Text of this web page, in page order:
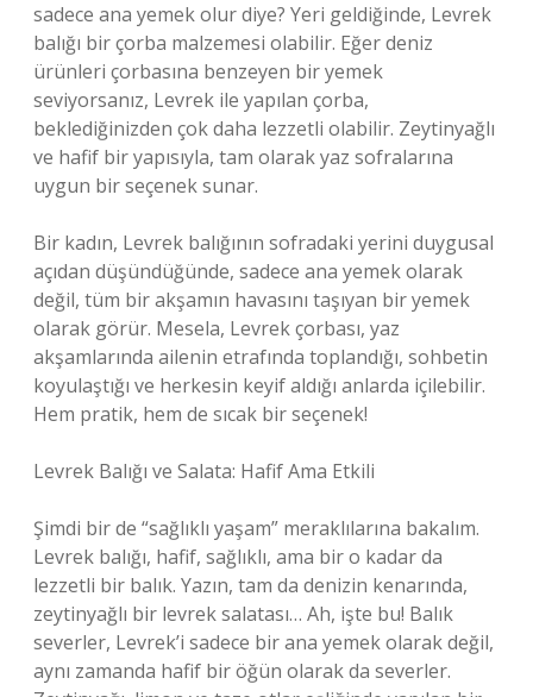
sadece ana yemek olur diye? Yeri geldiğinde, Levrek
balığı bir çorba malzemesi olabilir. Eğer deniz
ürünleri çorbasına benzeyen bir yemek
seviyorsanız, Levrek ile yapılan çorba,
beklediğinizden çok daha lezzetli olabilir. Zeytinyağlı
ve hafif bir yapısıyla, tam olarak yaz sofralarına
uygun bir seçenek sunar.
Bir kadın, Levrek balığının sofradaki yerini duygusal
açıdan düşündüğünde, sadece ana yemek olarak
değil, tüm bir akşamın havasını taşıyan bir yemek
olarak görür. Mesela, Levrek çorbası, yaz
akşamlarında ailenin etrafında toplandığı, sohbetin
koyulaştığı ve herkesin keyif aldığı anlarda içilebilir.
Hem pratik, hem de sıcak bir seçenek!
Levrek Balığı ve Salata: Hafif Ama Etkili
Şimdi bir de “sağlıklı yaşam” meraklılarına bakalım.
Levrek balığı, hafif, sağlıklı, ama bir o kadar da
lezzetli bir balık. Yazın, tam da denizin kenarında,
zeytinyağlı bir levrek salatası… Ah, işte bu! Balık
severler, Levrek’i sadece bir ana yemek olarak değil,
aynı zamanda hafif bir öğün olarak da severler.